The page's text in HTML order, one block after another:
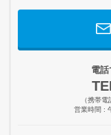
電
（携帯
営業時間 :